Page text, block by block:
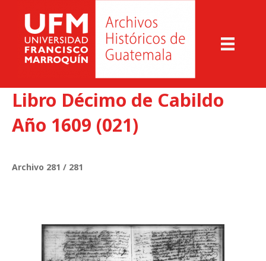
Libro Décimo de Cabildo
Año 1609 (021)
Archivo 281 / 281